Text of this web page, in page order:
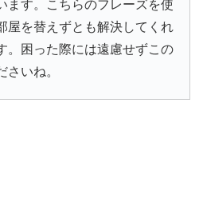
ます。こちらのフレーズを使
屋を替えずとも解決してくれ
。困った際には遠慮せずこの
さいね。